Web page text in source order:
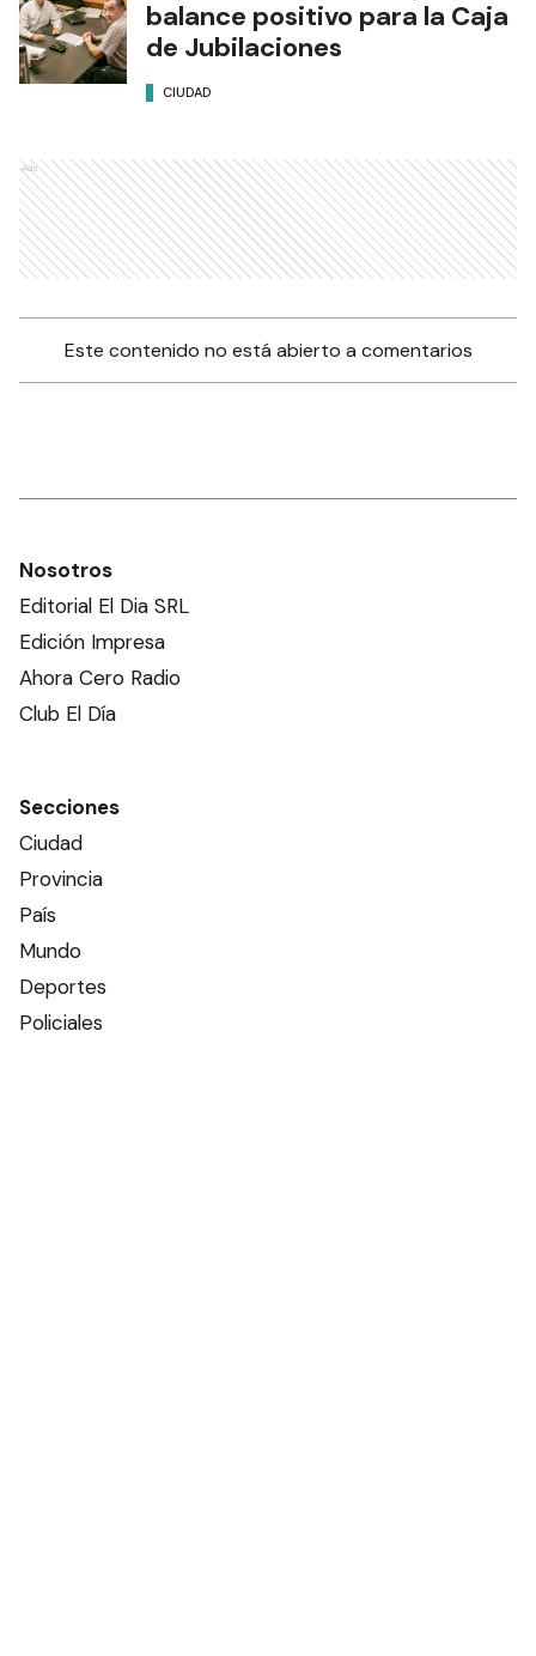
balance positivo para la Caja
de Jubilaciones
CIUDAD
Ads
Este contenido no está abierto a comentarios
Nosotros
Editorial El Dia SRL
Edición Impresa
Ahora Cero Radio
Club El Día
Secciones
Ciudad
Provincia
País
Mundo
Deportes
Policiales